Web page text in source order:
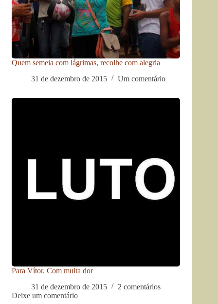
Quem semeia com lágrimas, recolhe com alegria
31 de dezembro de 2015
Um comentário
Para Vítor. Com muita dor
31 de dezembro de 2015
2 comentários
Deixe um comentário